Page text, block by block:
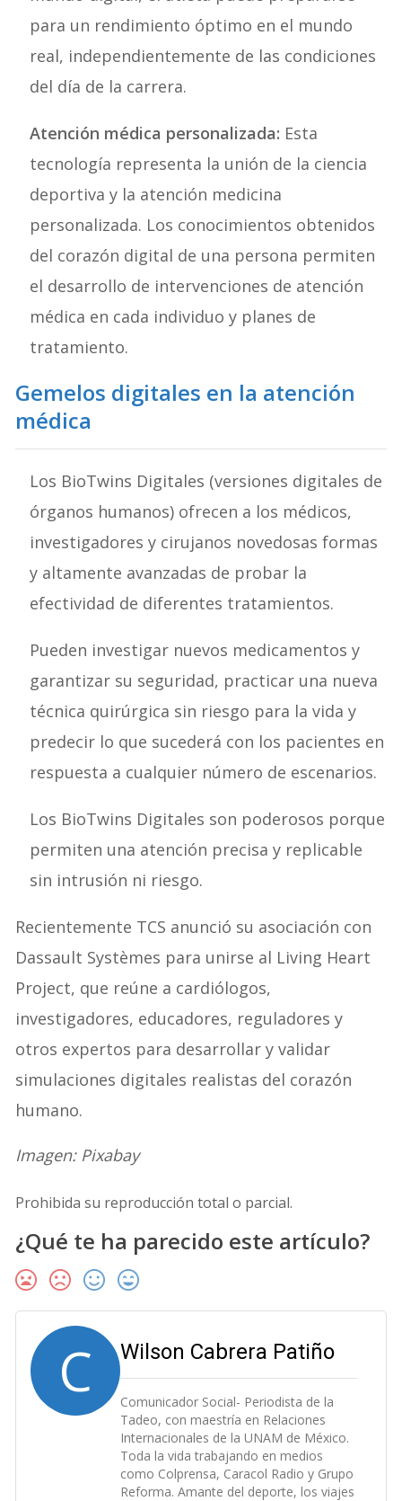
para un rendimiento óptimo en el mundo
real, independientemente de las condiciones
del día de la carrera.
Atención médica personalizada: Esta
tecnología representa la unión de la ciencia
deportiva y la atención medicina
personalizada. Los conocimientos obtenidos
del corazón digital de una persona permiten
el desarrollo de intervenciones de atención
médica en cada individuo y planes de
tratamiento.
Gemelos digitales en la atención
médica
Los BioTwins Digitales (versiones digitales de
órganos humanos) ofrecen a los médicos,
investigadores y cirujanos novedosas formas
y altamente avanzadas de probar la
efectividad de diferentes tratamientos.
Pueden investigar nuevos medicamentos y
garantizar su seguridad, practicar una nueva
técnica quirúrgica sin riesgo para la vida y
predecir lo que sucederá con los pacientes en
respuesta a cualquier número de escenarios.
Los BioTwins Digitales son poderosos porque
permiten una atención precisa y replicable
sin intrusión ni riesgo.
Recientemente TCS anunció su asociación con
Dassault Systèmes para unirse al Living Heart
Project, que reúne a cardiólogos,
investigadores, educadores, reguladores y
otros expertos para desarrollar y validar
simulaciones digitales realistas del corazón
humano.
Imagen: Pixabay
Prohibida su reproducción total o parcial.
¿Qué te ha parecido este artículo?
C Wilson Cabrera Patiño
Comunicador Social- Periodista de la
Tadeo, con maestría en Relaciones
Internacionales de la UNAM de México.
Toda la vida trabajando en medios
como Colprensa, Caracol Radio y Grupo
Reforma. Amante del deporte, los viajes